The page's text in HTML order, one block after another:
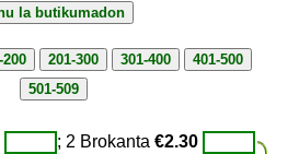
; 2 Brokanta€2.30